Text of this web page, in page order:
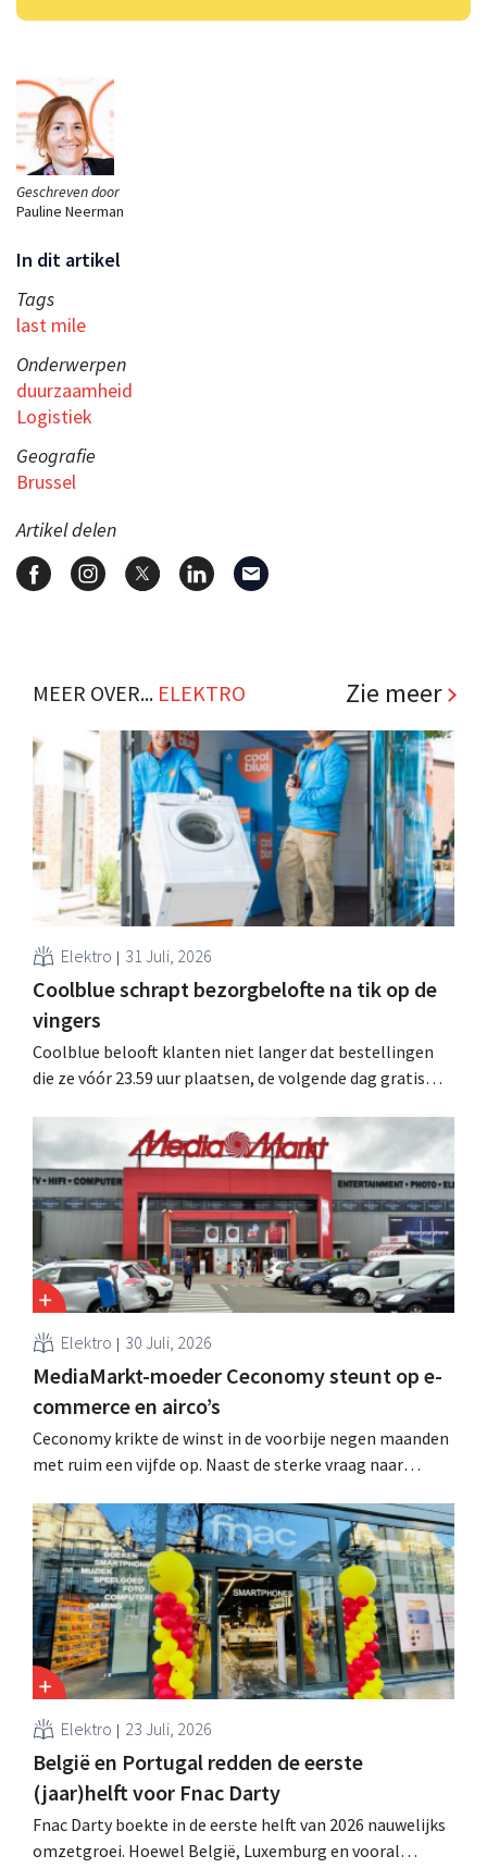
Geschreven door
Pauline Neerman
In dit artikel
Tags
last mile
Onderwerpen
duurzaamheid
Logistiek
Geografie
Brussel
Artikel delen
MEER OVER... ELEKTRO Zie meer
Elektro 31 Juli, 2026
Coolblue schrapt bezorgbelofte na tik op de
vingers
Coolblue belooft klanten niet langer dat bestellingen
die ze vóór 23.59 uur plaatsen, de volgende dag gratis
nadat de Nederlandse Reclame Code Commissie
oordeelde dat de belofte misleidend en oneerlijk was.
Elektro 30 Juli, 2026
MediaMarkt-moeder Ceconomy steunt op e-
commerce en airco’s
Ceconomy krikte de winst in de voorbije negen maanden
met ruim een vijfde op. Naast de sterke vraag naar
en de marktplaats bij aan de groei.
Elektro 23 Juli, 2026
België en Portugal redden de eerste
(jaar)helft voor Fnac Darty
Fnac Darty boekte in de eerste helft van 2026 nauwelijks
omzetgroei. Hoewel België, Luxemburg en vooral